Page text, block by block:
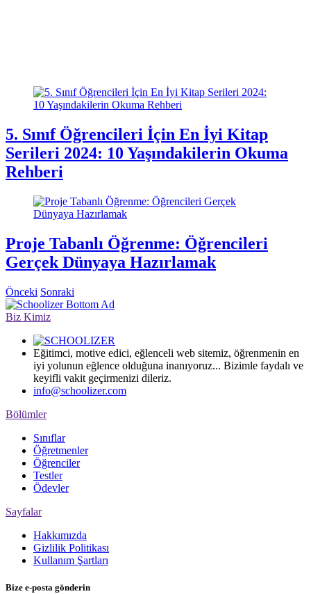
5. Sınıf Öğrencileri İçin En İyi Kitap
Serileri 2024: 10 Yaşındakilerin Okuma
Rehberi
Proje Tabanlı Öğrenme: Öğrencileri
Gerçek Dünyaya Hazırlamak
Önceki Sonraki
Biz Kimiz
Eğitimci, motive edici, eğlenceli web sitemiz, öğrenmenin en
iyi yolunun eğlence olduğuna inanıyoruz... Bizimle faydalı ve
keyifli vakit geçirmenizi dileriz.
info@schoolizer.com
Bölümler
Sınıflar
Öğretmenler
Öğrenciler
Testler
Ödevler
Sayfalar
Hakkımızda
Gizlilik Politikası
Kullanım Şartları
Bize e-posta gönderin